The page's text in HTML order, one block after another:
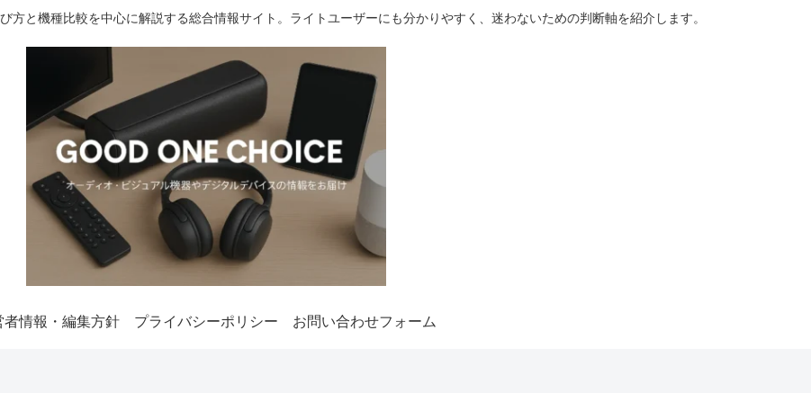
方と機種比較を中心に解説する総合情報サイト。ライトユーザーにも分かりやすく、迷わないための判断軸を紹介します。
者情報・編集方針 プライバシーポリシー お問い合わせフォーム